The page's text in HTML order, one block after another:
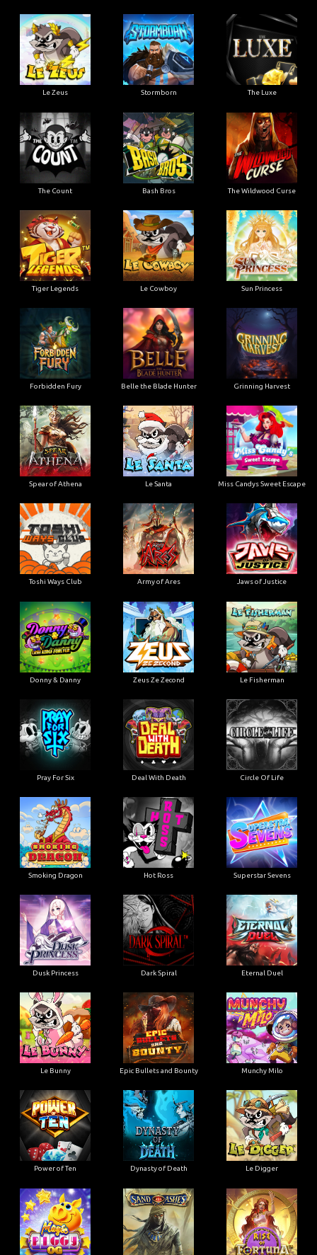
Le Zeus Stormborn The Luxe
The Count Bash Bros The Wildwood Curse
Tiger Legends Le Cowboy Sun Princess
Forbidden Fury Belle the Blade Hunter Grinning Harvest
Spear of Athena Le Santa Miss Candys Sweet Escape
Toshi Ways Club Army of Ares Jaws of Justice
Donny & Danny Zeus Ze Zecond Le Fisherman
Pray For Six Deal With Death Circle Of Life
Smoking Dragon Hot Ross Superstar Sevens
Dusk Princess Dark Spiral Eternal Duel
Le Bunny Epic Bullets and Bounty Munchy Milo
Power of Ten Dynasty of Death Le Digger